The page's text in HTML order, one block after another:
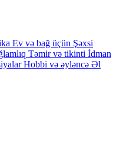
Ev və bağ üçün Şəxsi
Təmir və tikinti İdman
Hobbi və əyləncə Əl